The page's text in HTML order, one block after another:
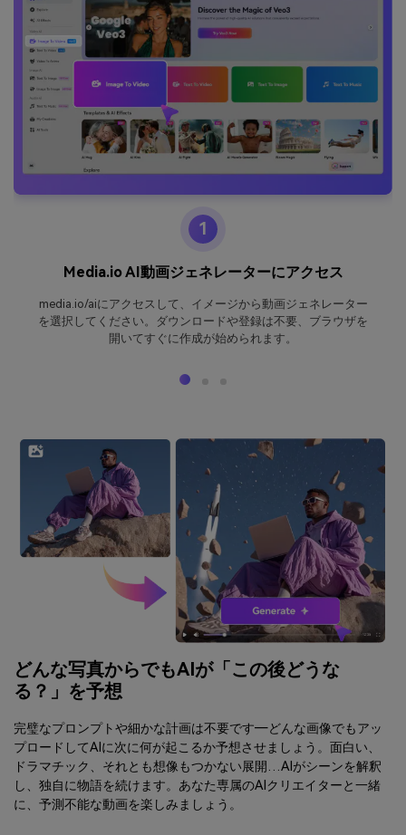
1
Media.io AI動画ジェネレーターにアクセス
media.io/aiにアクセスして、イメージから動画ジェネレーター
を選択してください。ダウンロードや登録は不要、ブラウザを
開いてすぐに作成が始められます。
どんな写真からでもAIが「この後どうな
る？」を予想
完璧なプロンプトや細かな計画は不要です―どんな画像でもアッ
プロードしてAIに次に何が起こるか予想させましょう。面白い、
ドラマチック、それとも想像もつかない展開…AIがシーンを解釈
し、独自に物語を続けます。あなた専属のAIクリエイターと一緒
に、予測不能な動画を楽しみましょう。